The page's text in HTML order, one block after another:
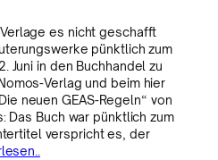
es nicht geschafft
pünktlich zum
Juni in den Buchhandel zu
Verlag und beim hier
neuen GEAS-Regeln“ von
Das Buch war pünktlich zum
verspricht es, der